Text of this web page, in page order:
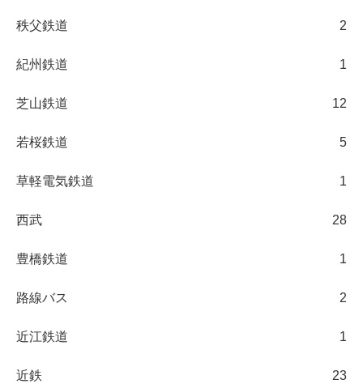
秩父鉄道 2
紀州鉄道 1
芝山鉄道 12
若桜鉄道 5
草軽電気鉄道 1
西武 28
豊橋鉄道 1
路線バス 2
近江鉄道 1
近鉄 23